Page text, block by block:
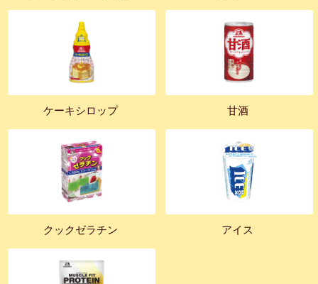
ケーキシロップ 甘酒
クックゼラチン アイス